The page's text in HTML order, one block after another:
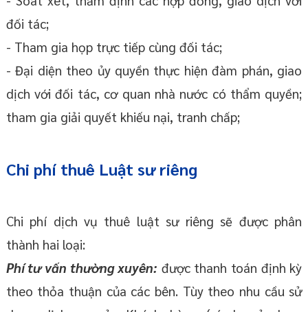
đối tác;
- Tham gia họp trực tiếp cùng đối tác;
- Đại diện theo ủy quyền thực hiện đàm phán, giao
dịch với đối tác, cơ quan nhà nước có thẩm quyền;
tham gia giải quyết khiếu nại, tranh chấp;
Chi phí thuê Luật sư riêng
Chi phí dịch vụ thuê luật sư riêng sẽ được phân
thành hai loại:
Phí tư vấn thường xuyên: được thanh toán định kỳ
theo thỏa thuận của các bên. Tùy theo nhu cầu sử